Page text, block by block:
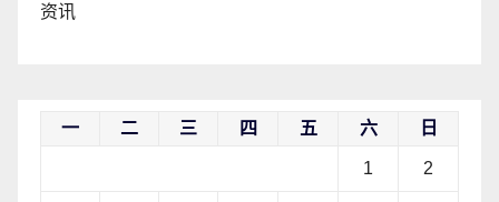
资讯
一 二 三 四 五 六 日
1 2